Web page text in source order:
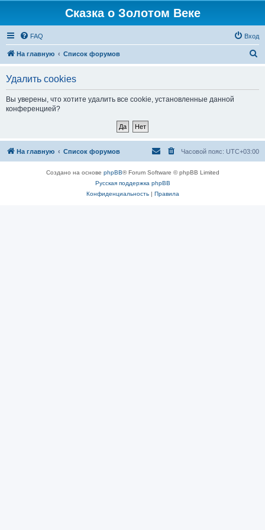
Сказка о Золотом Веке
FAQ Вход
На главную Список форумов
Удалить cookies
Вы уверены, что хотите удалить все cookie, установленные данной
конференцией?
На главную Список форумов Часовой пояс: UTC+03:00
Создано на основе phpBB® Forum Software © phpBB Limited
Русская поддержка phpBB
Конфиденциальность| Правила